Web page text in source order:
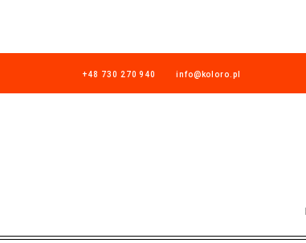
+48 730 270 940 info@koloro.pl